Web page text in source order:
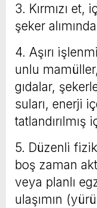
3. Kırmızı
şeker
4. Aşırı
unlu
gıdalar,
suları, enerji
tatlandırılmış
5. Düzenli
boş zaman
veya planlı
ulaşımın